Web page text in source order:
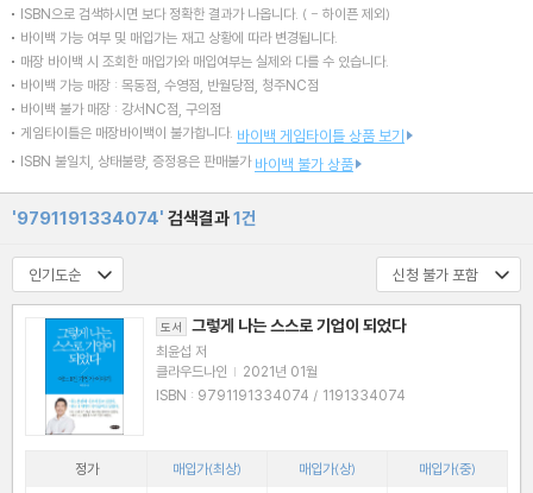
ISBN으로 검색하시면 보다 정확한 결과가 나옵니다. ( - 하이픈 제외)
바이백 가능 여부 및 매입가는 재고 상황에 따라 변경됩니다.
매장 바이백 시 조회한 매입가와 매입여부는 실제와 다를 수 있습니다.
바이백 가능 매장 : 목동점, 수영점, 반월당점, 청주NC점
바이백 불가 매장 : 강서NC점, 구의점
게임타이틀은 매장바이백이 불가합니다. 바이백 게임타이틀 상품 보기
ISBN 불일치, 상태불량, 증정용은 판매불가 바이백 불가 상품
'9791191334074' 검색결과1건
도서 그렇게 나는 스스로 기업이 되었다
최윤섭 저
클라우드나인 | 2021년 01월
ISBN : 9791191334074 / 1191334074
정가 매입가(최상) 매입가(상)
매입가(중)